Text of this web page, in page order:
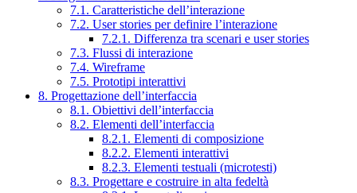
7.1. Caratteristiche dell’interazione
7.2. User stories per definire l’interazione
7.2.1. Differenza tra scenari e user stories
7.3. Flussi di interazione
7.4. Wireframe
7.5. Prototipi interattivi
8. Progettazione dell’interfaccia
8.1. Obiettivi dell’interfaccia
8.2. Elementi dell’interfaccia
8.2.1. Elementi di composizione
8.2.2. Elementi interattivi
8.2.3. Elementi testuali (microtesti)
8.3. Progettare e costruire in alta fedeltà